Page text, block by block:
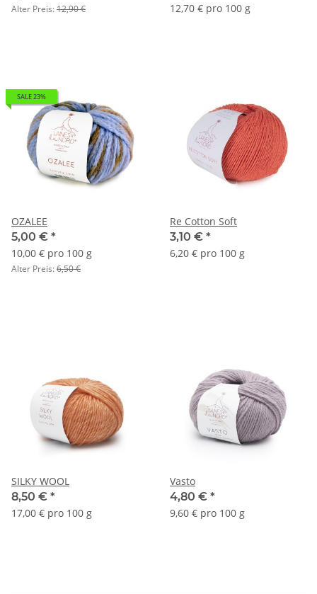
Alter Preis:12,90 €
12,70 € pro 100 g
SALE 23%
OZALEE
5,00 € *
10,00 € pro 100 g
Alter Preis:6,50 €
Re Cotton Soft
3,10 € *
6,20 € pro 100 g
SILKY WOOL
8,50 € *
17,00 € pro 100 g
Vasto
4,80 € *
9,60 € pro 100 g